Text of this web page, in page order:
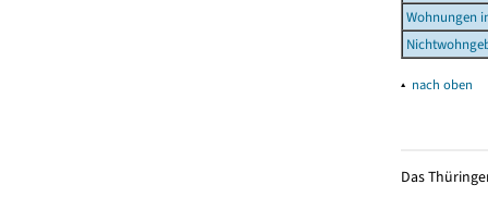
Wohnungen
▴ nach oben
Das